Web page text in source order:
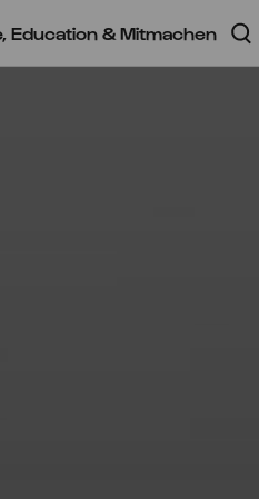
Education & Mitmachen